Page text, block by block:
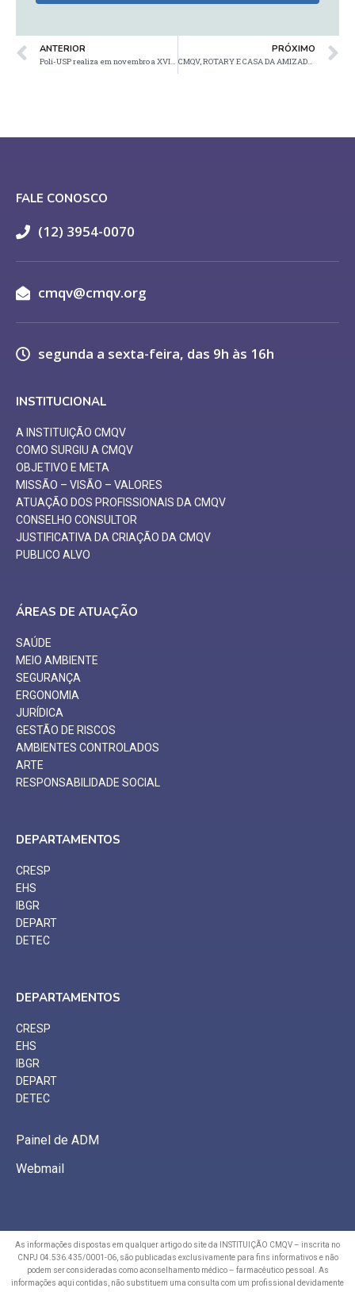
ANTERIOR
Poli-USP realiza em novembro a XVII Jornada de Ergonomia
PRÓXIMO
CMQV, ROTARY E CASA DA AMIZADE – 24 de outubro – Dia Mundial de Combate à Poliomielite
FALE CONOSCO
(12) 3954-0070
cmqv@cmqv.org
segunda a sexta-feira, das 9h às 16h
INSTITUCIONAL
A INSTITUIÇÃO CMQV
COMO SURGIU A CMQV
OBJETIVO E META
MISSÃO – VISÃO – VALORES
ATUAÇÃO DOS PROFISSIONAIS DA CMQV
CONSELHO CONSULTOR
JUSTIFICATIVA DA CRIAÇÃO DA CMQV
PUBLICO ALVO
ÁREAS DE ATUAÇÃO
SAÚDE
MEIO AMBIENTE
SEGURANÇA
ERGONOMIA
JURÍDICA
GESTÃO DE RISCOS
AMBIENTES CONTROLADOS
ARTE
RESPONSABILIDADE SOCIAL
DEPARTAMENTOS
CRESP
EHS
IBGR
DEPART
DETEC
DEPARTAMENTOS
CRESP
EHS
IBGR
DEPART
DETEC
Painel de ADM
Webmail
As informações dispostas em qualquer artigo do site da INSTITUIÇÃO CMQV – inscrita no
CNPJ 04.536.435/0001-06, são publicadas exclusivamente para fins informativos e não
podem ser consideradas como aconselhamento médico – farmacêutico pessoal. As
informações aqui contidas, não substituem uma consulta com um profissional devidamente